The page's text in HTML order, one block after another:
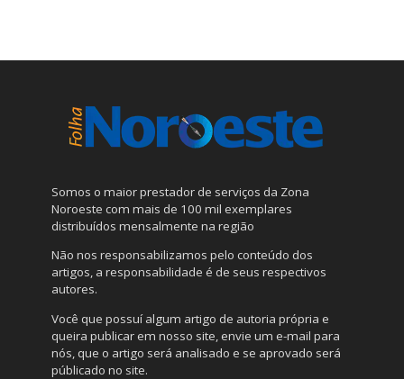
Somos o maior prestador de serviços da Zona
Noroeste com mais de 100 mil exemplares
distribuídos mensalmente na região
Não nos responsabilizamos pelo conteúdo dos
artigos, a responsabilidade é de seus respectivos
autores.
Você que possuí algum artigo de autoria própria e
queira publicar em nosso site, envie um e-mail para
nós, que o artigo será analisado e se aprovado será
públicado no site.